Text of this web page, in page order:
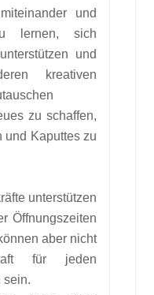
und
lernen, sich
und
kreativen
zu schaffen,
und Kaputtes zu
unterstützen
Öffnungszeiten
aber nicht
für jeden
sein.